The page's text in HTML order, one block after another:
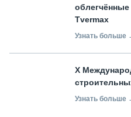
Tvermax
Узнать больше
X
Узнать больше